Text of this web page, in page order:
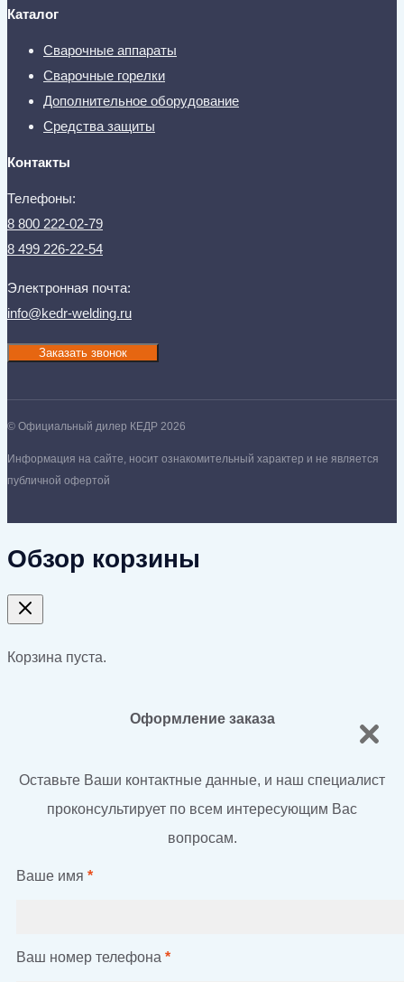
Каталог
Сварочные аппараты
Сварочные горелки
Дополнительное оборудование
Средства защиты
Контакты
Телефоны:
8 800 222-02-79
8 499 226-22-54
Электронная почта:
info@kedr-welding.ru
Заказать звонок
© Официальный дилер КЕДР 2026
Информация на сайте, носит ознакомительный характер и не является
публичной офертой
Обзор корзины
Корзина пуста.
Оформление заказа
Оставьте Ваши контактные данные, и наш специалист
проконсультирует по всем интересующим Вас
вопросам.
Ваше имя *
Ваш номер телефона *